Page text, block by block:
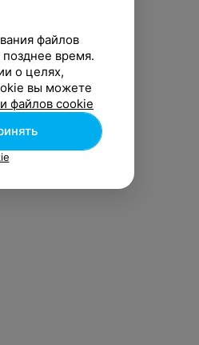
файлов
время.
о целях,
вы можете
файлов cookie